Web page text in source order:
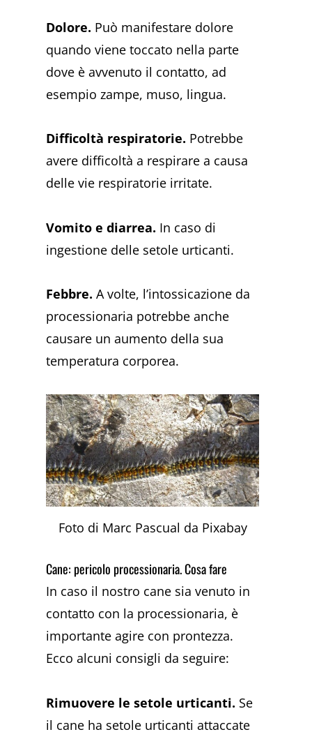
Dolore. Può manifestare dolore
quando viene toccato nella parte
dove è avvenuto il contatto, ad
esempio zampe, muso, lingua.
Difficoltà respiratorie. Potrebbe
avere difficoltà a respirare a causa
delle vie respiratorie irritate.
Vomito e diarrea. In caso di
ingestione delle setole urticanti.
Febbre. A volte, l’intossicazione da
processionaria potrebbe anche
causare un aumento della sua
temperatura corporea.
Foto di Marc Pascual da Pixabay
Cane: pericolo processionaria. Cosa fare
In caso il nostro cane sia venuto in
contatto con la processionaria, è
importante agire con prontezza.
Ecco alcuni consigli da seguire:
Rimuovere le setole urticanti. Se
il cane ha setole urticanti attaccate